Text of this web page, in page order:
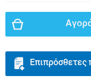
Επιπρόσθετες